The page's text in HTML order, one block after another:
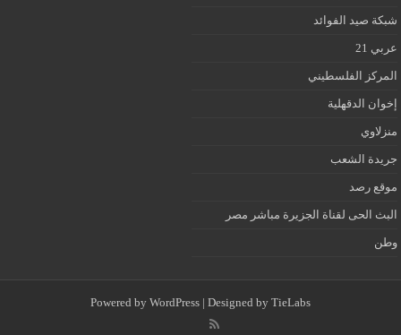
شبكة صيد الفوائد
عربي 21
المركز الفلسطيني
إخوان الدقهلية
منزلاوي
جريدة الشعب
موقع رصد
البث الحى لقناة الجزيرة مباشر مصر
وطن
Powered by WordPress | Designed by TieLabs